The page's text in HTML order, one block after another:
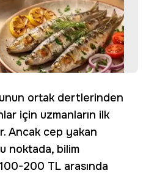
ortak dertlerinden
için uzmanların ilk
Ancak cep yakan
noktada, bilim
200 TL arasında